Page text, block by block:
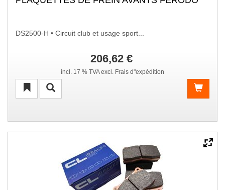
DS2500-H • Circuit club et usage sport...
206,62 €
incl. 17 % TVA excl. Frais d"expédition